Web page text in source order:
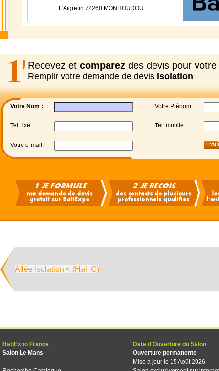
L'Aigrefin 72260 MONHOUDOU
Recevez et comparez des devis pour votre
Remplir votre demande de devis Isolation
Votre Nom : Votre Prénom :
Tel. fixe : Tel. mobile :
Votre e-mail :
Allée Isolation < (Hall C)
BatiExpo France
Salon Le Mans
Date d'Ouverture du Salon
Ouverture permanente
Mise à jour le 15 Août 2026